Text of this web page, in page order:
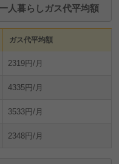
人暮らしガス代平均額
ガス代平均額
2319円/月
4335円/月
3533円/月
2348円/月